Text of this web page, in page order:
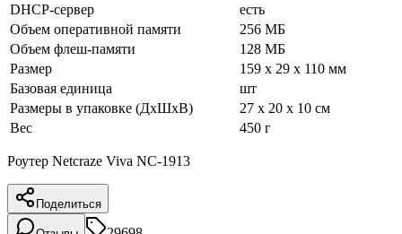
DHCP-сервер
есть
Объем оперативной памяти
256 МБ
Объем флеш-памяти
128 МБ
Размер
159 x 29 x 110 мм
Базовая единица
шт
Размеры в упаковке (ДхШхВ)
27 x 20 x 10 см
Вес
450 г
Роутер Netcraze Viva NC-1913
Поделиться